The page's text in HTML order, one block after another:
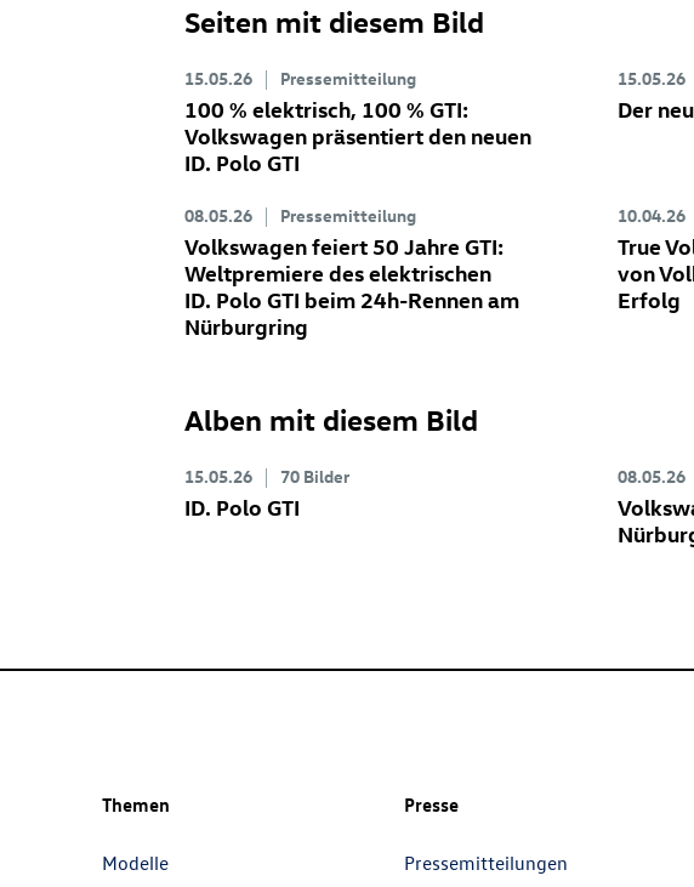
Seiten mit diesem Bild
15.05.26 Pressemitteilung
100 % elektrisch, 100 % GTI:
Volkswagen präsentiert den neuen
ID. Polo GTI
15.05.26
Der
08.05.26 Pressemitteilung
Volkswagen feiert 50 Jahre GTI:
Weltpremiere des elektrischen
ID. Polo GTI beim 24h-Rennen am
Nürburgring
10.04.26
True
von
Erfolg
Alben mit diesem Bild
15.05.26 70 Bilder
ID. Polo GTI
08.05.26
Themen
Modelle
Presse
Pressemitteilungen